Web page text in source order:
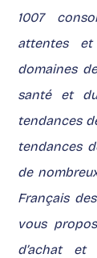
1007
attentes
domaines
santé et
tendances
tendances
de
Français
vous
d’achat et